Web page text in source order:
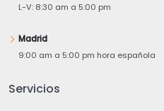
L-V: 8:30 am a 5:00 pm
Madrid
9:00 am a 5:00 pm hora española
Servicios